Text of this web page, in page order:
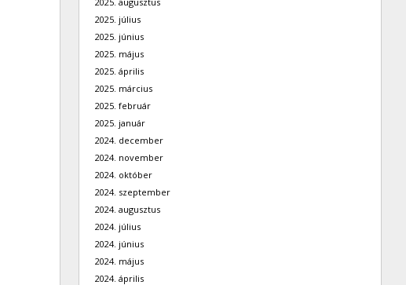
2025. július
2025. június
2025. május
2025. április
2025. március
2025. február
2025. január
2024. december
2024. november
2024. október
2024. szeptember
2024. augusztus
2024. július
2024. június
2024. május
2024. április